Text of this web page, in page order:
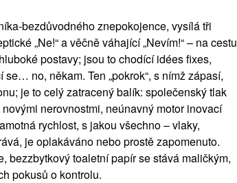
bezdůvodného znepokojence, vysílá tři
„Ne!“ a věčně váhající „Nevím!“ – na cestu
postavy; jsou to chodící idées fixes,
no, někam. Ten „pokrok“, s nímž zápasí,
je to celý zatracený balík: společenský tlak
nerovnostmi, neúnavný motor inovací
rychlost, s jakou všechno – vlaky,
je oplakáváno nebo prostě zapomenuto.
bezzbytkový toaletní papír se stává maličkým,
pokusů o kontrolu.